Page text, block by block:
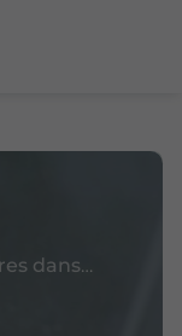
Comment enlever les moisissures dans la douche